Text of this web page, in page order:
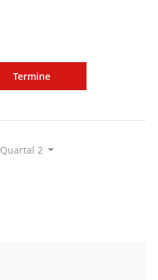
Termine
Quartal 2